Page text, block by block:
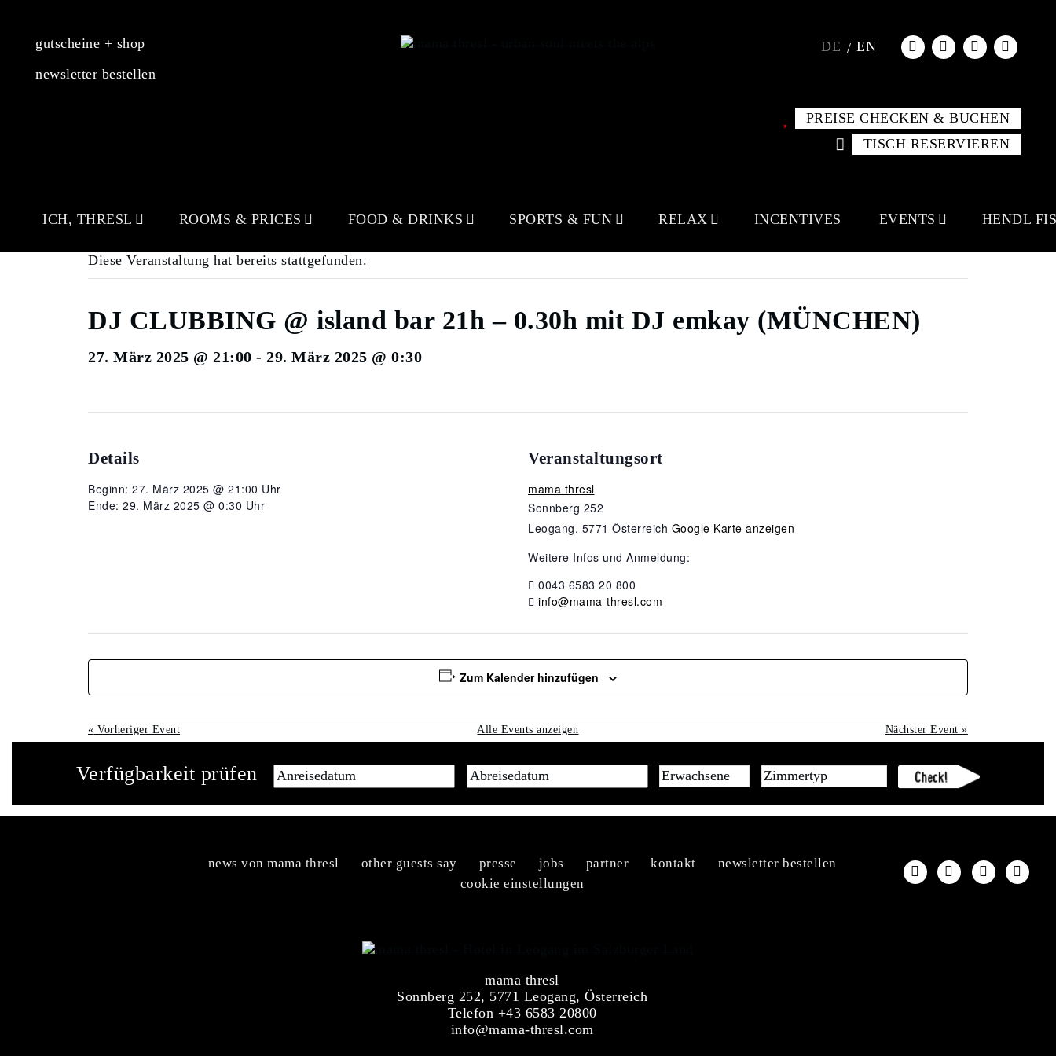
gutscheine + shop
newsletter bestellen
DE EN
PREISE CHECKEN & BUCHEN
TISCH RESERVIEREN
ICH, THRESL ROOMS & PRICES FOOD & DRINKS SPORTS & FUN RELAX INCENTIVES EVENTS HENDL
Diese Veranstaltung hat bereits stattgefunden.
DJ CLUBBING @ island bar 21h – 0.30h mit DJ emkay (MÜNCHEN)
27. März 2025 @ 21:00 - 29. März 2025 @ 0:30
Details
Beginn: 27. März 2025 @ 21:00 Uhr
Ende: 29. März 2025 @ 0:30 Uhr
Veranstaltungsort
mama thresl
Sonnberg 252
Leogang, 5771 Österreich Google Karte anzeigen
Weitere Infos und Anmeldung:
0043 6583 20 800
info@mama-thresl.com
Zum Kalender hinzufügen
« Vorheriger Event Alle Events anzeigen Nächster Event»
Verfügbarkeit prüfen
news von mama thresl other guests say presse jobs partner kontakt
newsletter bestellen
cookie einstellungen
mama thresl
Sonnberg 252, 5771 Leogang, Österreich
Telefon +43 6583 20800
info@mama-thresl.com